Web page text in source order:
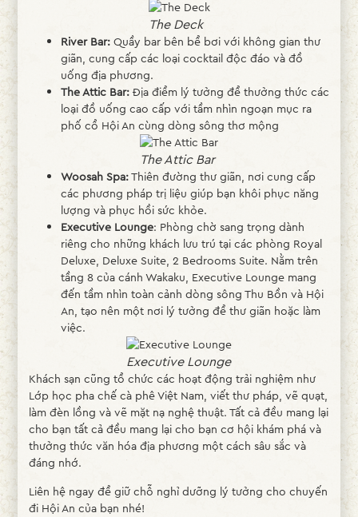
The Deck
River Bar:Quầy bar bên bể bơi với không gian thư
giãn, cung cấp các loại cocktail độc đáo và đồ
uống địa phương.
The Attic Bar:Địa điểm lý tưởng để thưởng thức các
loại đồ uống cao cấp với tầm nhìn ngoạn mục ra
phố cổ Hội An cùng dòng sông thơ mộng
The Attic Bar
Woosah Spa:Thiên đường thư giãn, nơi cung cấp
các phương pháp trị liệu giúp bạn khôi phục năng
lượng và phục hồi sức khỏe.
Executive Lounge: Phòng chờ sang trọng dành
riêng cho những khách lưu trú tại các phòng Royal
Deluxe, Deluxe Suite, 2 Bedrooms Suite. Nằm trên
tầng 8 của cánh Wakaku, Executive Lounge mang
đến tầm nhìn toàn cảnh dòng sông Thu Bồn và Hội
An, tạo nên một nơi lý tưởng để thư giãn hoặc làm
việc.
Executive Lounge
Khách sạn cũng tổ chức các hoạt động trải nghiệm như
Lớp học pha chế cà phê Việt Nam, viết thư pháp, vẽ quạt,
làm đèn lồng và vẽ mặt nạ nghệ thuật. Tất cả đều mang lại
cho bạn tất cả đều mang lại cho bạn cơ hội khám phá và
thưởng thức văn hóa địa phương một cách sâu sắc và
đáng nhớ.
Liên hệ ngay để giữ chỗ nghỉ dưỡng lý tưởng cho chuyến
đi Hội An của bạn nhé!